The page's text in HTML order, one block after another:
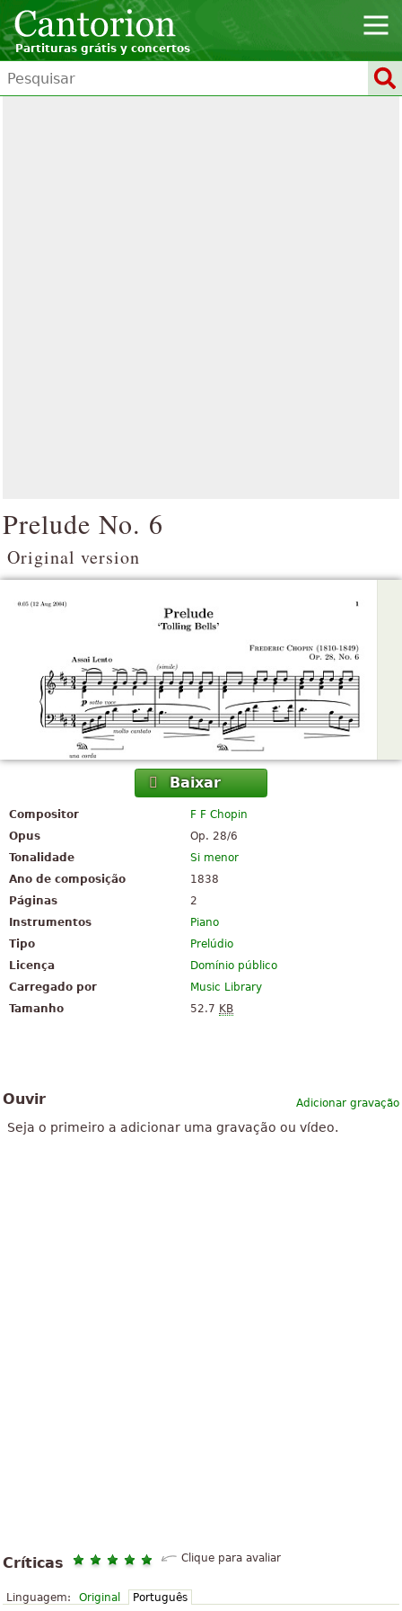
Partituras grátis y concertos
Prelude No. 6
Original version
Baixar
Compositor
F F Chopin
Opus
Op. 28/6
Tonalidade
Si menor
Ano de composição
1838
Páginas
2
Instrumentos
Piano
Tipo
Prelúdio
Licença
Domínio público
Carregado por
Music Library
Tamanho
52.7 KB
Adicionar gravação
Ouvir
Seja o primeiro a adicionar uma gravação ou vídeo.
Críticas Clique para avaliar
Linguagem: Original Português